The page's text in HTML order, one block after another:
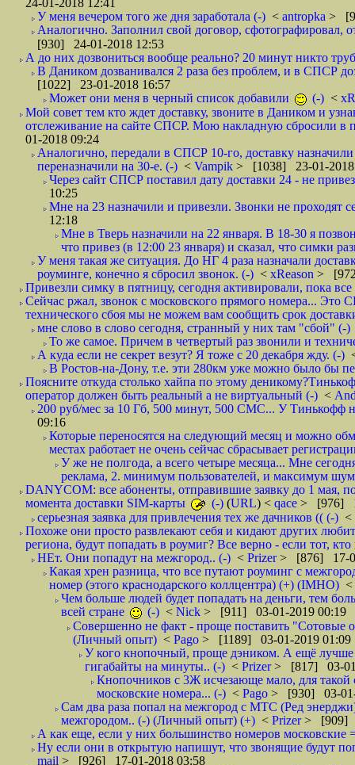
24-01-2018 12:41
У меня вечером того же дня заработала (-) < antropka >
Аналогично. Заполнил свой договор,
[930] 24-01-2018 12:53
А до них дозвониться вообще реально? 20 минут никто
В Даником дозванивался 2 раза без проблем, и в СПСР
[1022] 23-01-2018 16:57
Может они меня в черный список добавили
(-) <
Мой совет тем кто ждет доставку, звоните в Даником и
отслеживание на сайте СПСР. Мою накладную сбросили
01-2018 09:24
Аналогично, передали в СПСР 10-го, доставку
переназначили на 30-е. (-) < Vampik > [1038] 23-01-2018
Через сайт СПСР поставил дату доставки 24 - не
10:25
Мне на 23 назначили и привезли. Звонки не
12:18
Мне в Тверь назначили на 22 января. В 18-30 я
что привез (в 12:00 23 января) и сказал, что симки
У меня такая же ситуация. До НГ 4 раза назначали
роуминге, конечно я сбросил звонок. (-) < xReason >
Привезли симку в пятницу, сегодня активировали, пока
Сейчас ржал, звонок с московского прямого номера... Это
технического сбоя мы не можем вам сообщить срок
мне слово в слово сегодня, странный у них там "сбой" (-)
То же самое. Причем в четвертый раз звонили и
А куда если не секрет везут? Я тоже с 20 декабря жду. (-)
В Ростов-на-Дону, т.е. эти 280км уже можно было бы
Поясните откуда столько хайпа по этому
оператор должен быть реальный а не виртуальный (-) <
200 руб/мес за 10 Гб, 500 минут, 500 СМС... У Тинькофф
09:16
Которые переносятся на следующий месяц и можно
местах работает не очень сейчас сбрасывает
У же не полгода, а всего четыре месяца... Мне
реклама, 2. минимум пользователей, и максимум
DANYCOM: все абоненты, отправившие заявку до 1 мая,
момента доставки SIM-карты
(-) (URL) < qace > [976]
серьезная заявка для привлечения тех же дачников (( (-) <
Похоже они просто развлекают себя и кидают других
региона, будут попадать в роумиг? Все верно - если тот,
НЕт. Они попадут на межгород.. (-) < Prizer> [876] 17-
Какая хрен разница, что все путают роуминг с
номер (этого краснодарского коллцентра) (+) (IMHO) <
Чем больше людей будет попадать на деньги, тем
всей стране
(-) < Nick > [911] 03-01-2019 00:19
Совершенно не факт - проще поставить "Сотовые
(Личный опыт) < Pago > [1189] 03-01-2019 01:09
У кого кнопочный, проще дэником. А ещё лучше
гигабайты на минуты.. (-) < Prizer> [817] 03-
Кнопочников с 3Ж исчезающе мало, для такой
московские номера... (-) < Pago > [930] 03-01-
Сам два раза попал на межгород с МТС (Ред
межгородом.. (-) (Личный опыт) (+) < Prizer> [909]
А как еще, если у них большинство номеров московские
Ну если они в открытую напишут, что звонящие будут
mail > [926] 17-01-2018 03:58